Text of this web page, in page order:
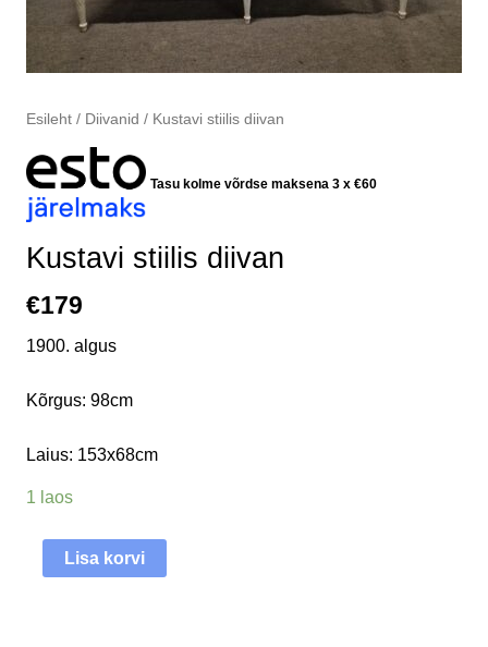
Esileht/ Diivanid / Kustavi stiilis diivan
Tasu kolme võrdse maksena 3 x €60
Kustavi stiilis diivan
€179
1900. algus
Kõrgus: 98cm
Laius: 153x68cm
1 laos
Lisa korvi